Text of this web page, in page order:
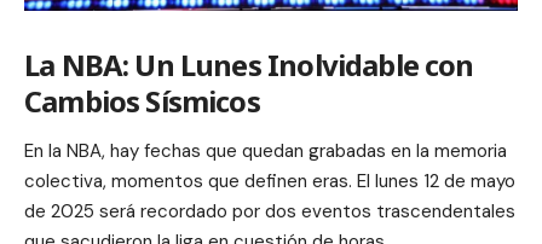
La NBA: Un Lunes Inolvidable con
Cambios Sísmicos
En la NBA, hay fechas que quedan grabadas en la memoria
colectiva, momentos que definen eras. El lunes 12 de mayo
de 2025 será recordado por dos eventos trascendentales